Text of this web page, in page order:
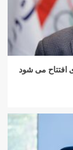
افتتاح می شود